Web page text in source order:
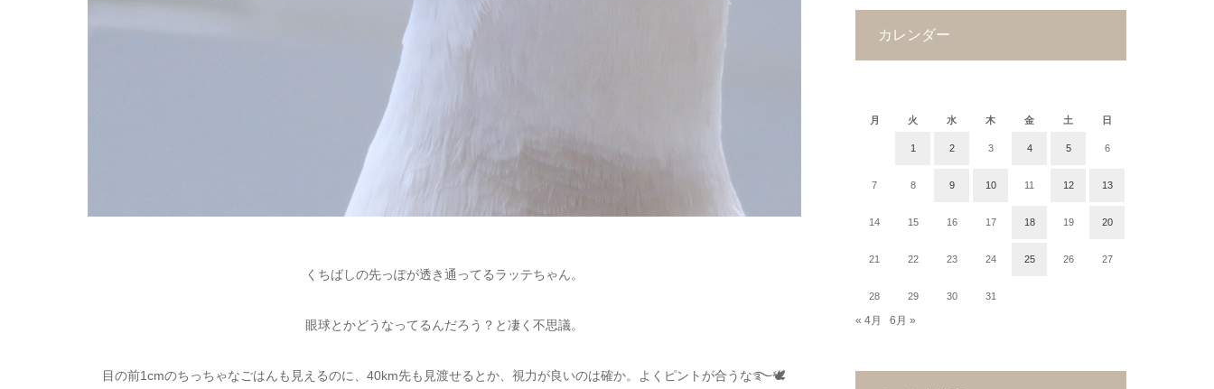
くちばしの先っぽが透き通ってるラッテちゃん。
眼球とかどうなってるんだろう？と凄く不思議。
目の前1cmのちっちゃなごはんも見えるのに、40km先も見渡せるとか、視力が良いのは確か。よくピントが合うな࿐🕊
カレンダー
月
火 水 木 金 土 日
1 2 3 4 5 6
7 8 9 10 11 12 13
14 15 16 17 18 19 20
21 22 23 24 25 26 27
28 29 30 31
« 4月 6月 »